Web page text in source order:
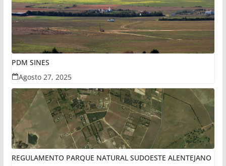
PDM SINES
Agosto 27, 2025
REGULAMENTO PARQUE NATURAL SUDOESTE ALENTEJANO